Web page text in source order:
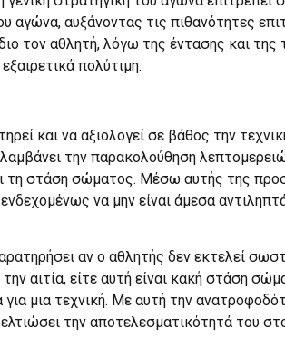
αγώνα, αυξάνοντας τις πιθανότητες
τον αθλητή, λόγω της έντασης και
πολύτιμη.
και να αξιολογεί σε βάθος την
την παρακολούθηση
τη στάση σώματος. Μέσω αυτής της
να μην είναι άμεσα
αν ο αθλητής δεν εκτελεί
αιτία, είτε αυτή είναι κακή στάση
μια τεχνική. Με αυτή την
την αποτελεσματικότητά του